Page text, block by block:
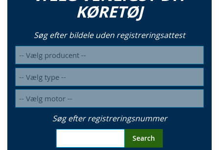
KØRETØJ
Søg efter bildele uden registreringsattest
Søg efter registreringsnummer
Search